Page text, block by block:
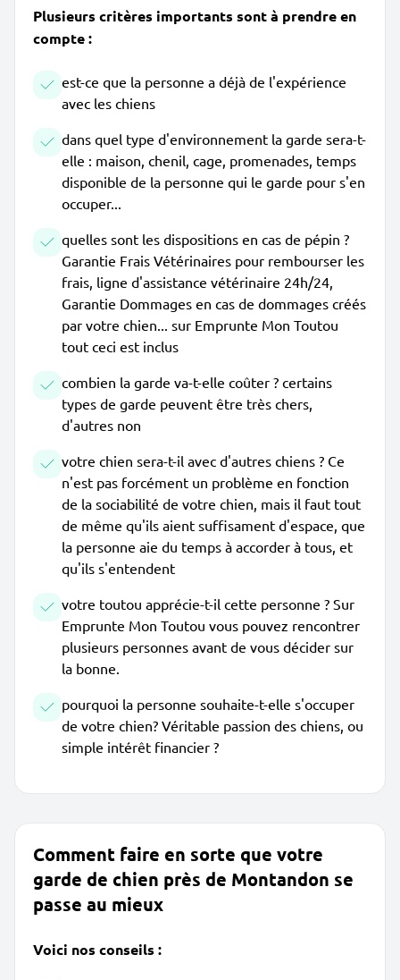
Plusieurs critères importants sont à prendre en
compte :
est-ce que la personne a déjà de l'expérience
avec les chiens
dans quel type d'environnement la garde sera-t-
elle : maison, chenil, cage, promenades, temps
disponible de la personne qui le garde pour s'en
occuper...
quelles sont les dispositions en cas de pépin ?
Garantie Frais Vétérinaires pour rembourser les
frais, ligne d'assistance vétérinaire 24h/24,
Garantie Dommages en cas de dommages créés
par votre chien... sur Emprunte Mon Toutou
tout ceci est inclus
combien la garde va-t-elle coûter ? certains
types de garde peuvent être très chers,
d'autres non
votre chien sera-t-il avec d'autres chiens ? Ce
n'est pas forcément un problème en fonction
de la sociabilité de votre chien, mais il faut tout
de même qu'ils aient suffisament d'espace, que
la personne aie du temps à accorder à tous, et
qu'ils s'entendent
votre toutou apprécie-t-il cette personne ? Sur
Emprunte Mon Toutou vous pouvez rencontrer
plusieurs personnes avant de vous décider sur
la bonne.
pourquoi la personne souhaite-t-elle s'occuper
de votre chien? Véritable passion des chiens, ou
simple intérêt financier ?
Comment faire en sorte que votre
garde de chien près de Montandon se
passe au mieux
Voici nos conseils :